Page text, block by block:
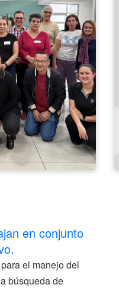
en conjunto
el manejo del
búsqueda de